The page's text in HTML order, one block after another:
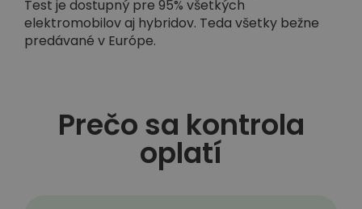
Test je dostupný pre 95% všetkých
elektromobilov aj hybridov. Teda všetky bežne
predávané v Európe.
Prečo sa kontrola
oplatí